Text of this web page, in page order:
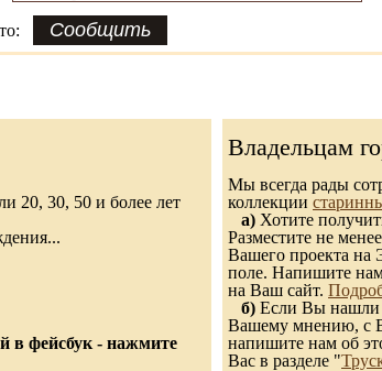
20, 30, 50 и более лет
в фейсбук - нажмите
Владельцам
Мы всегда рады
коллекции
а) Хотите
Разместите не
Вашего проекта на
поле. Напишите
на Ваш сайт.
б) Если Вы нашли
Вашему мнению, с
напишите нам об
Вас в разделе "